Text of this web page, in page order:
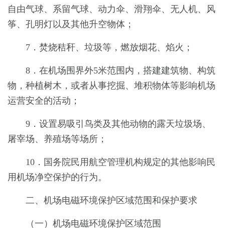
自由气球、系留气球、动力伞、滑翔伞、无人机、风
筝、孔明灯以及其他升空物体；
7．焚烧秸秆、垃圾等，燃放烟花、焰火；
8．在机场围界外5米范围内，搭建建筑物、构筑
物，种植树木，或者从事挖掘、堆积物体等影响机场
运营安全的活动；
9．设置易吸引鸟类及其他动物的露天垃圾场、
屠宰场、养殖场等场所；
10．国务院民用航空管理机构规定的其他影响民
用机场净空保护的行为。
二、机场电磁环境保护区域范围和保护要求
（一）机场电磁环境保护区域范围